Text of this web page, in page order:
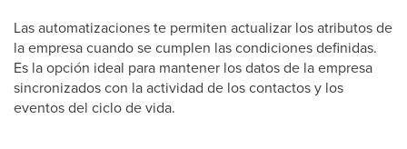
Las automatizaciones te permiten actualizar los atributos de
la empresa cuando se cumplen las condiciones definidas.
Es la opción ideal para mantener los datos de la empresa
sincronizados con la actividad de los contactos y los
eventos del ciclo de vida.